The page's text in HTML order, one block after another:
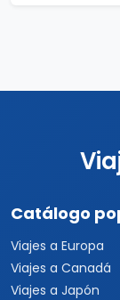
Catálogo
Viajes a Europa
Viajes a Canadá
Viajes a Japón